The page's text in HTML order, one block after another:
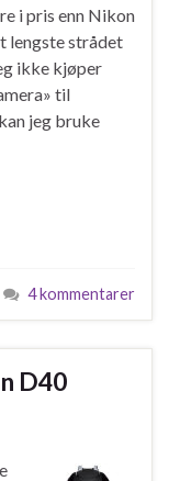
i pris enn Nikon
lengste strådet
ikke kjøper
til
jeg bruke
4 kommentarer
D40